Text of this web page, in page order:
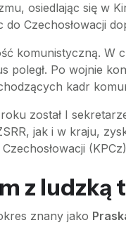
osiedlając się w
do Czechosłowacji
komunistyczną. W
Po wojnie
kadr
został I
jak i w kraju,
z ludzką
znany jako